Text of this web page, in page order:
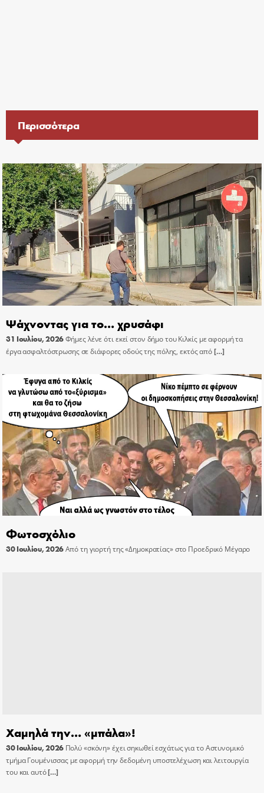
Περισσότερα
Ψάχνοντας για το… χρυσάφι
31 Ιουλίου, 2026Φήμες λένε ότι εκεί στον δήμο του Κιλκίς με αφορμή τα
έργα ασφαλτόστρωσης σε διάφορες οδούς της πόλης, εκτός από[…]
Φωτοσχόλιο
30 Ιουλίου, 2026Από τη γιορτή της «Δημοκρατίας» στο Προεδρικό Μέγαρο
Χαμηλά την… «μπάλα»!
30 Ιουλίου, 2026 Πολύ «σκόνη» έχει σηκωθεί εσχάτως για το Αστυνομικό
τμήμα Γουμένισσας με αφορμή την δεδομένη υποστελέχωση και λειτουργία
του και αυτό[…]